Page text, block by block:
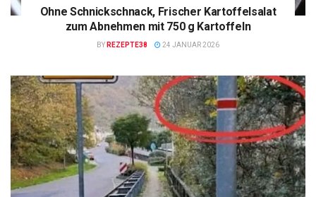
Ohne Schnickschnack, Frischer Kartoffelsalat
zum Abnehmen mit 750 g Kartoffeln
BY REZEPTE38 24 JANUAR 2026